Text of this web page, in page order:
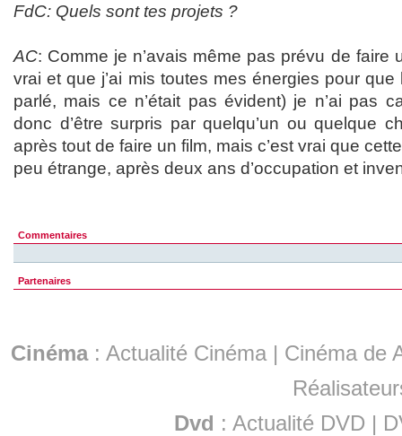
FdC: Quels sont tes projets ?
AC: Comme je n’avais même pas prévu de faire
vrai et que j’ai mis toutes mes énergies pour que
parlé, mais ce n’était pas évident) je n’ai pas
donc d’être surpris par quelqu’un ou quelque
après tout de faire un film, mais c’est vrai que
peu étrange, après deux ans d’occupation et
Commentaires
Partenaires
Cinéma: Actualité Cinéma | Cinéma de
Dvd : Actualité DVD |